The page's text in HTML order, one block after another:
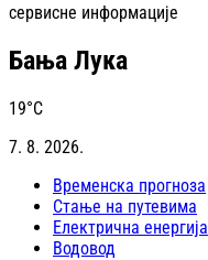
сервисне информације
Бања Лука
19°C
7. 8. 2026.
Временска прогноза
Стање на путевима
Електрична енергија
Водовод